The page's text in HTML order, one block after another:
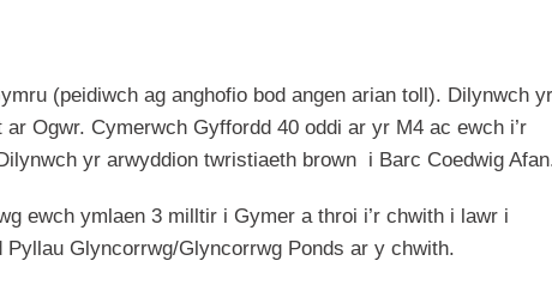
(peidiwch ag anghofio bod angen arian toll). Dilynwch
Ogwr. Cymerwch Gyffordd 40 oddi ar yr M4 ac ewch i’r
yr arwyddion twristiaeth brown i Barc Coedwig
ewch ymlaen 3 milltir i Gymer a throi i’r chwith i lawr i
Glyncorrwg/Glyncorrwg Ponds ar y chwith.